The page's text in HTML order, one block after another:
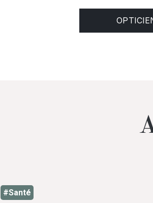
#Santé